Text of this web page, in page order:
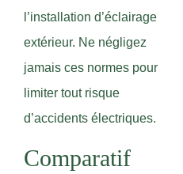
l’installation d’éclairage
extérieur. Ne négligez
jamais ces normes pour
limiter tout risque
d’accidents électriques.
Comparatif